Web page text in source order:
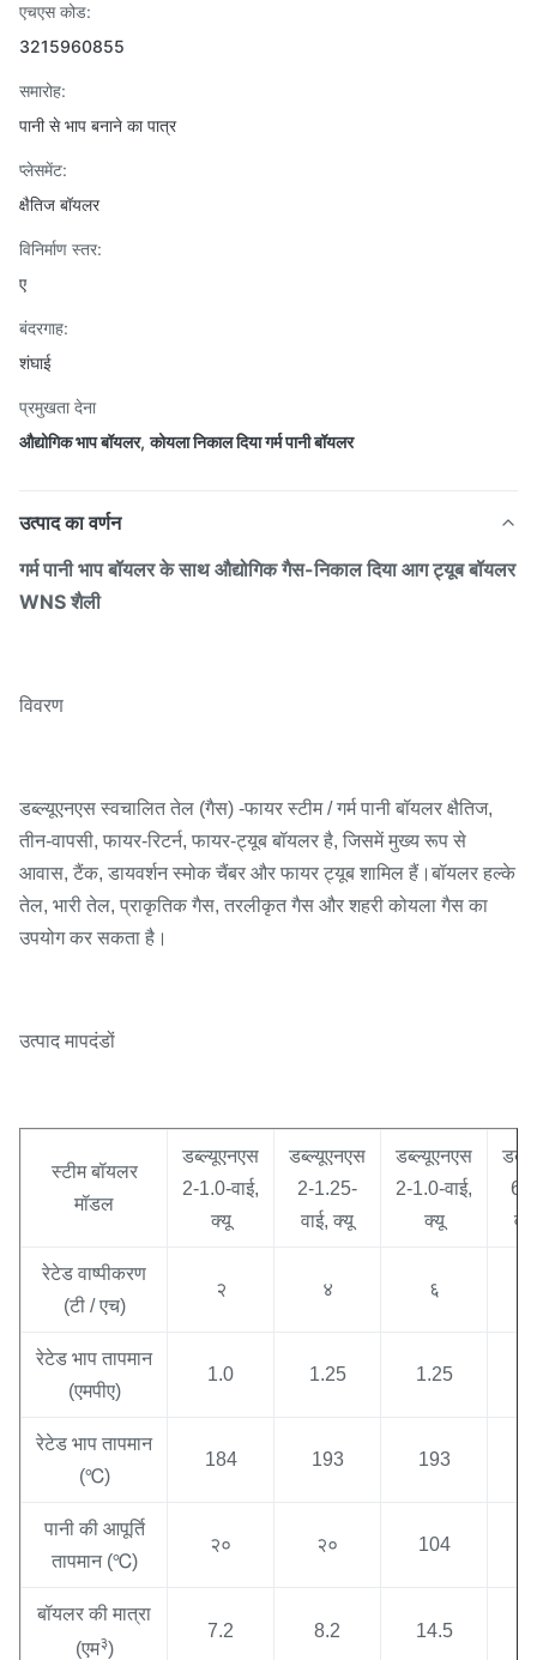
एचएस कोड:
3215960855
समारोह:
पानी से भाप बनाने का पात्र
प्लेसमेंट:
क्षैतिज बॉयलर
विनिर्माण स्तर:
ए
बंदरगाह:
शंघाई
प्रमुखता देना
औद्योगिक भाप बॉयलर,कोयला निकाल दिया गर्म पानी बॉयलर
उत्पाद का वर्णन
गर्म पानी भाप बॉयलर के साथ औद्योगिक गैस-निकाल दिया आग ट्यूब बॉयलर
WNS शैली
विवरण
डब्ल्यूएनएस स्वचालित तेल (गैस) -फायर स्टीम / गर्म पानी बॉयलर क्षैतिज,
तीन-वापसी, फायर-रिटर्न, फायर-ट्यूब बॉयलर है, जिसमें मुख्य रूप से
आवास, टैंक, डायवर्शन स्मोक चैंबर और फायर ट्यूब शामिल हैं।बॉयलर हल्के
तेल, भारी तेल, प्राकृतिक गैस, तरलीकृत गैस और शहरी कोयला गैस का
उपयोग कर सकता है।
उत्पाद मापदंडों
स्टीम बॉयलर
मॉडल
डब्ल्यूएनएस
2-1.0-वाई,
क्यू
डब्ल्यूएनएस
2-1.25-
वाई, क्यू
डब्ल्यूएनएस
2-1.0-वाई,
क्यू
6-
रेटेड वाष्पीकरण
(टी / एच)
२ ४ ६
रेटेड भाप तापमान
(एमपीए)
1.0 1.25 1.25
रेटेड भाप तापमान
(℃)
184 193 193
पानी की आपूर्ति
तापमान (℃)
२० २० 104
बॉयलर की मात्रा
(एम३)
7.2 8.2 14.5